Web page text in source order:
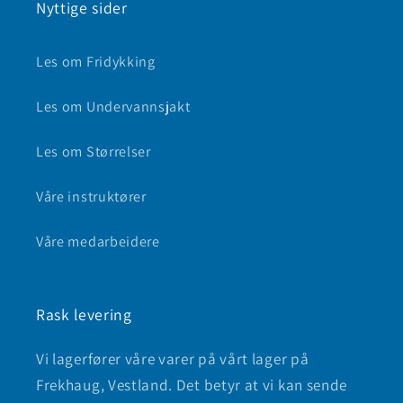
Nyttige sider
Les om Fridykking
Les om Undervannsjakt
Les om Størrelser
Våre instruktører
Våre medarbeidere
Rask levering
Vi lagerfører våre varer på vårt lager på
Frekhaug, Vestland. Det betyr at vi kan sende